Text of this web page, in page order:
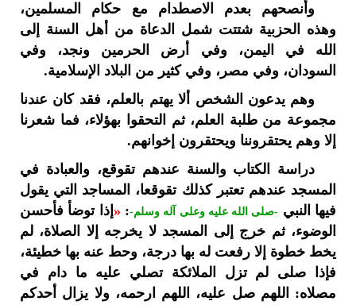
وأنصحهم بعدم الاصطدام مع حكام المسلمين،
وهذه الحزبية شتتت شمل الدعاة من أهل السنة إلى
الله في اليمن، وفي أرض الحرمين ونجد، وفي
السودان، وفي مصر، وفي كثير من البلاد الإسلامية.
وهم يدعون الشخص ألا يهتم بالعلم، فقد كان عندنا
مجموعة من طلبة العلم، ثم التحقوا بهؤلاء، فما شعرنا
إلا وهم يحتقروننا ويحتقرون إخوانهم.
دراسة الكتاب والسنة عندهم تقوقع، والعبادة في
المسجد عندهم تعتبر كذلك تقوقعا، المساجد التي يقول
فيها النبي -صلى الله عليه وعلى آله وسلم-:
« إذا توضأ فأحسن
الوضوء، ثم خرج إلى المسجد لا يخرجه إلا الصلاة، لم
يخط خطوة إلا رفعت له بها درجة، وحط عنه بها خطيئة،
فإذا صلى لم تزل الملائكة تصلي عليه ما دام في
مصلاه: اللهم صل عليه، اللهم ارحمه، ولا يزال أحدكم